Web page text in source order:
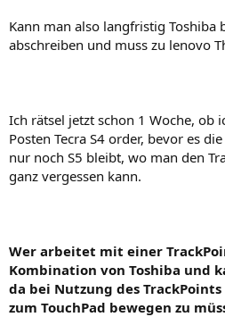
Kann man also langfristig Toshiba
abschreiben und muss zu lenovo
Ich rätsel jetzt schon 1 Woche, ob
Posten Tecra S4 order, bevor es
nur noch S5 bleibt, wo man den
ganz vergessen kann.
Wer arbeitet mit einer
Kombination von Toshiba und
da bei Nutzung des
zum TouchPad bewegen zu